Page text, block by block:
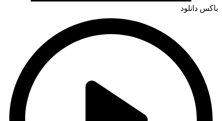
باکس دانلود